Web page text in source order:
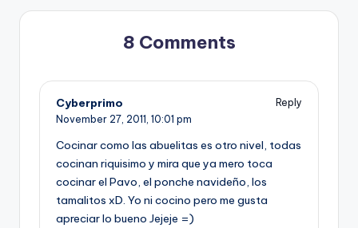
8 Comments
Cyberprimo
Reply
November 27, 2011, 10:01 pm
Cocinar como las abuelitas es otro nivel, todas
cocinan riquisimo y mira que ya mero toca
cocinar el Pavo, el ponche navideño, los
tamalitos xD. Yo ni cocino pero me gusta
apreciar lo bueno Jejeje =)